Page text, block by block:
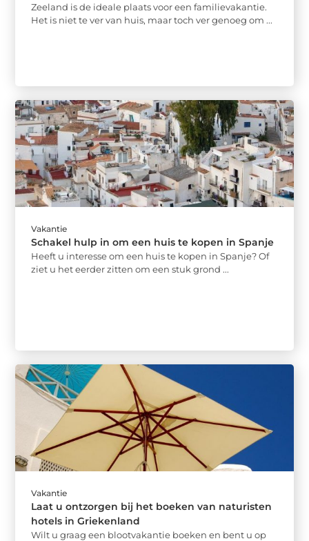
Zeeland is de ideale plaats voor een familievakantie.
Het is niet te ver van huis, maar toch ver genoeg om ...
Vakantie
Schakel hulp in om een huis te kopen in Spanje
Heeft u interesse om een huis te kopen in Spanje? Of
ziet u het eerder zitten om een stuk grond ...
Vakantie
Laat u ontzorgen bij het boeken van naturisten
hotels in Griekenland
Wilt u graag een blootvakantie boeken en bent u op